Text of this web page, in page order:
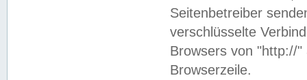
Seitenbetreiber
verschlüsselte
Browsers von "http://
Browserzeile.